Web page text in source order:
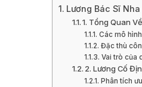
Lương Bác Sĩ
1. Tổng Quan
Các mô
Đặc thù
Vai trò của
2. Lương Cố
Phân tích